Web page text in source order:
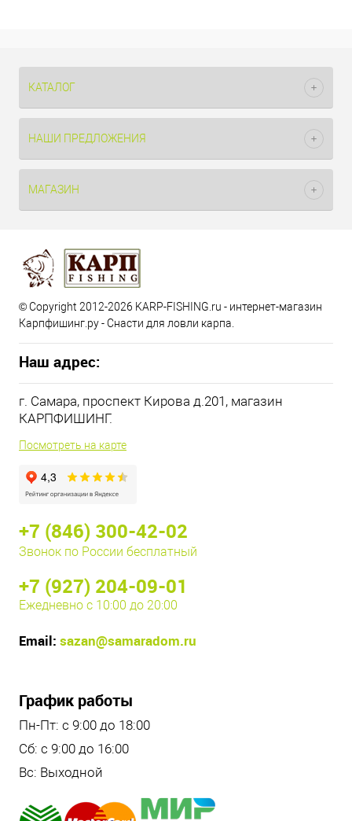
КАТАЛОГ
НАШИ ПРЕДЛОЖЕНИЯ
МАГАЗИН
© Copyright 2012-2026 KARP-FISHING.ru - интернет-магазин
Карпфишинг.ру - Снасти для ловли карпа.
Наш адрес:
г. Самара, проспект Кирова д.201, магазин
КАРПФИШИНГ.
Посмотреть на карте
+7 (846) 300-42-02
Звонок по России бесплатный
+7 (927) 204-09-01
Ежедневно с 10:00 до 20:00
Email: sazan@samaradom.ru
График работы
Пн-Пт: с 9:00 до 18:00
Сб: с 9:00 до 16:00
Вс: Выходной